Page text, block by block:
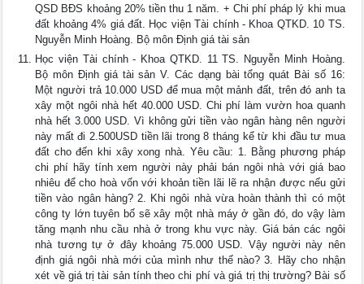
QSD BĐS khoảng 20% tiền thu 1 năm. + Chi phí pháp lý khi mua
đất khoảng 4% giá đất. Học viện Tài chính - Khoa QTKD. 10 TS.
Nguyễn Minh Hoàng. Bộ môn Định giá tài sản
Học viện Tài chính - Khoa QTKD. 11 TS. Nguyễn Minh Hoàng.
Bộ môn Định giá tài sản V. Các dạng bài tổng quát Bài số 16:
Một người trả 10.000 USD để mua một mảnh đất, trên đó anh ta
xây một ngôi nhà hết 40.000 USD. Chi phí làm vườn hoa quanh
nhà hết 3.000 USD. Vì không gửi tiền vào ngân hàng nên người
này mất đi 2.500USD tiền lãi trong 8 tháng kể từ khi đầu tư mua
đất cho đến khi xây xong nhà. Yêu cầu: 1. Bằng phương pháp
chi phí hãy tính xem người này phải bán ngôi nhà với giá bao
nhiêu để cho hoà vốn với khoản tiền lãi lẽ ra nhận được nếu gửi
tiền vào ngân hàng? 2. Khi ngôi nhà vừa hoàn thành thì có một
công ty lớn tuyên bố sẽ xây một nhà máy ở gần đó, do vậy làm
tăng mạnh nhu cầu nhà ở trong khu vực này. Giá bán các ngôi
nhà tương tự ở đây khoảng 75.000 USD. Vậy người này nên
định giá ngôi nhà mới của mình như thế nào? 3. Hãy cho nhận
xét về giá trị tài sản tính theo chi phí và giá trị thị trường? Bài số